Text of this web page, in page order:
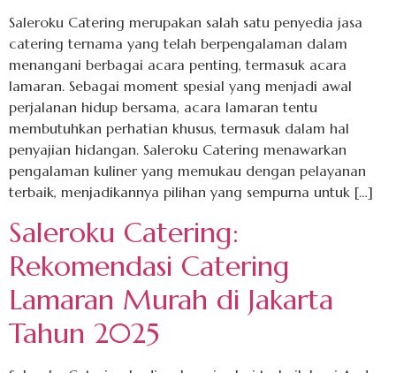
Saleroku Catering merupakan salah satu penyedia jasa
catering ternama yang telah berpengalaman dalam
menangani berbagai acara penting, termasuk acara
lamaran. Sebagai moment spesial yang menjadi awal
perjalanan hidup bersama, acara lamaran tentu
membutuhkan perhatian khusus, termasuk dalam hal
penyajian hidangan. Saleroku Catering menawarkan
pengalaman kuliner yang memukau dengan pelayanan
terbaik, menjadikannya pilihan yang sempurna untuk […]
Saleroku Catering:
Rekomendasi Catering
Lamaran Murah di Jakarta
Tahun 2025